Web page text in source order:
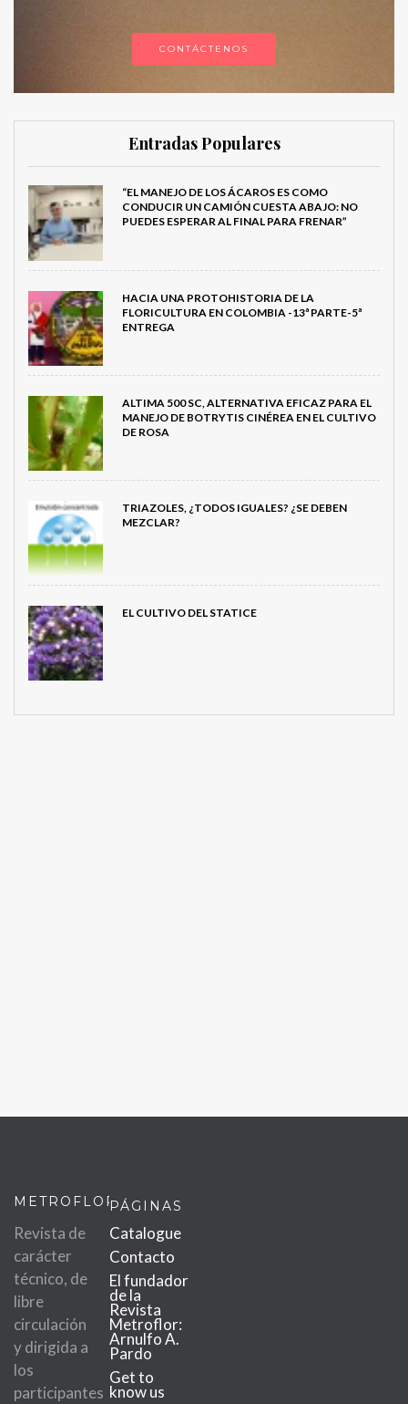
CONTÁCTENOS
Entradas Populares
“EL MANEJO DE LOS ÁCAROS ES COMO
CONDUCIR UN CAMIÓN CUESTA ABAJO: NO
PUEDES ESPERAR AL FINAL PARA FRENAR”
HACIA UNA PROTOHISTORIA DE LA
FLORICULTURA EN COLOMBIA -13ª PARTE-5ª
ENTREGA
ALTIMA 500 SC, ALTERNATIVA EFICAZ PARA EL
MANEJO DE BOTRYTIS CINÉREA EN EL CULTIVO
DE ROSA
TRIAZOLES, ¿TODOS IGUALES? ¿SE DEBEN
MEZCLAR?
EL CULTIVO DEL STATICE
METROFLOR
Revista de
carácter
técnico, de
libre
circulación
y dirigida a
los
participantes
PÁGINAS
Catalogue
Contacto
El fundador
de la
Revista
Metroflor:
Arnulfo A.
Pardo
Get to
know us